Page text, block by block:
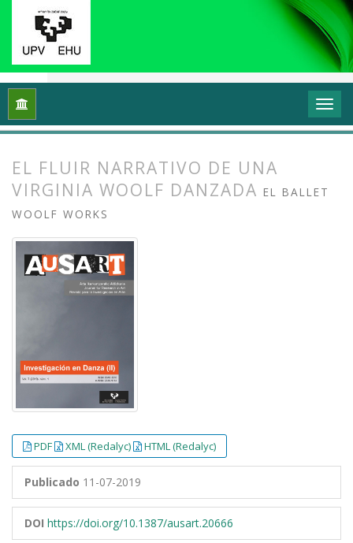
Inicio Vol. 7 Núm. 1 (2019): Investigación en danza
EL FLUIR NARRATIVO DE UNA
VIRGINIA WOOLF DANZADA EL BALLET
WOOLF WORKS
PDF XML (Redalyc) HTML (Redalyc)
Publicado 11-07-2019
DOI https://doi.org/10.1387/ausart.20666